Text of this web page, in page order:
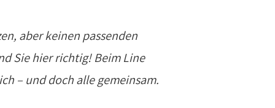
aber keinen passenden
Sie hier richtig! Beim Line
– und doch alle gemeinsam.